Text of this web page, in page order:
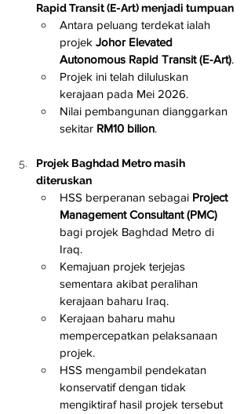
Rapid Transit (E-Art) menjadi tumpuan
Antara peluang terdekat ialah
projek Johor Elevated
Autonomous Rapid Transit (E-Art).
Projek ini telah diluluskan
kerajaan pada Mei 2026.
Nilai pembangunan dianggarkan
sekitar RM10 bilion.
Projek Baghdad Metro masih
diteruskan
HSS berperanan sebagai Project
Management Consultant (PMC)
bagi projek Baghdad Metro di
Iraq.
Kemajuan projek terjejas
sementara akibat peralihan
kerajaan baharu Iraq.
Kerajaan baharu mahu
mempercepatkan pelaksanaan
projek.
HSS mengambil pendekatan
konservatif dengan tidak
mengiktiraf hasil projek tersebut